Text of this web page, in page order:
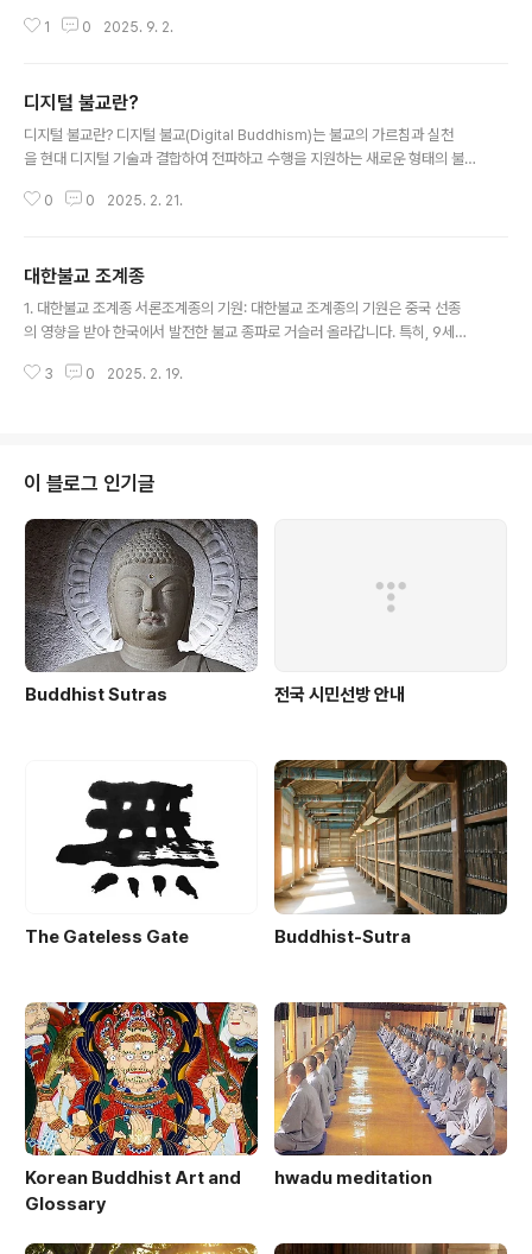
하는 데 초점을 맞추며, 양자역학은 물리적 세계의 근본적 행동을 확률과 관찰
교는 "공(空, Śūnyatā)" 개념을 강조하며, 모든 현상에 고정된 본질이나 실체
가 없다고 봅니다. 현실은 고정되지 않고, 끊임없이 변화하며, 이를 직관적으로
깨닫는 것이 깨달음의 핵심입니다. 예를 들어, 선 수행은 언어나 개념을 초월해
1 0 2025. 9. 2.
디지털 불교란?
디지털 불교란? 디지털 불교(Digital Buddhism)는 불교의 가르침과 실천
을 현대 디지털 기술과 결합하여 전파하고 수행을 지원하는 새로운 형태의 불교
타버스 등 다양한 디지털 도구와 플랫폼을 활용하여 불교를 현대 사회에 적응시
며 다음과 같은 형태로 나타납니다: * 온라인 법회 및 명상: YouTube, Zoo
m, 팟캐스트 등을 통해 시간과 장소의 제약 없이 법문 스트리밍, 명상 지도, 온
라인 법회 참여 가능 (예: 스님들의 유튜브 채널, 정토회 라이브). * 디..
0 0 2025. 2. 21.
대한불교 조계종
1. 대한불교 조계종 서론조계종의 기원: 대한불교 조계종의 기원은 중국 선종
의 영향을 받아 한국에서 발전한 불교 종파로 거슬러 올라갑니다. 특히, 9세
하면서 조계종의 기초가 마련되었습니다. 도의 국사는 혜능의 제자인 선사 신수
며, 한국 불교의 주류로 자리잡게 되었습니다. 명칭의 유래: 조계종의 '조
계'는 중국 혜능 대사의 법호인 '조계(曹溪)'에서 유래되었습니다. 혜능은 중
국 광동성의 조..
3 0 2025. 2. 19.
이 블로그 인기글
Buddhist Sutras 전국 시민선방 안내
The Gateless Gate Buddhist-Sutra
Korean Buddhist Art and
Glossary
hwadu meditation